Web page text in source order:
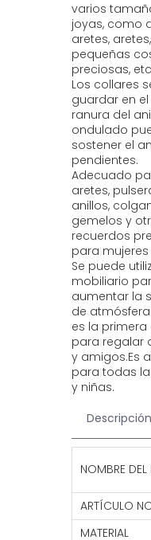
varios
joyas, como
aretes,
pequeñas
preciosas,
Los collares
guardar en
ranura del
ondulado
sostener el
pendientes.
Adecuado
aretes,
anillos,
gemelos y
recuerdos
para mujeres
Se puede
mobiliario
aumentar la
de
es la
para regalar
y amigos.Es
para todas
y niñas.
Descripción
NOMBRE
ARTÍCULO
MATERIAL